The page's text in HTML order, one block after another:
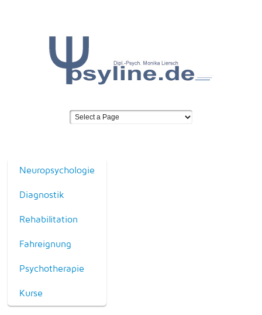
Neuropsychologie
Diagnostik
Rehabilitation
Fahreignung
Psychotherapie
Kurse